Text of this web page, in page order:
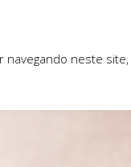
neste